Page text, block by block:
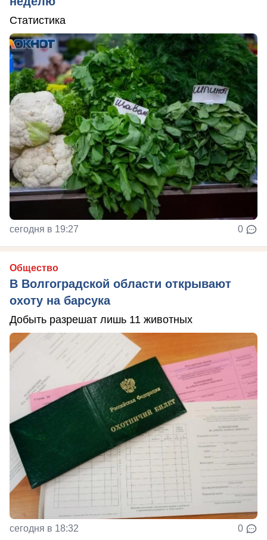
Статистика
сегодня в 19:27 0
Общество
В Волгоградской области открывают
охоту на барсука
Добыть разрешат лишь 11 животных
сегодня в 18:32 0